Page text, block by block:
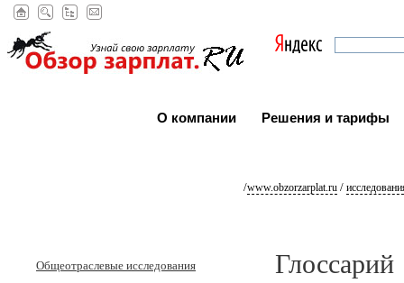
О компании Решения и тарифы
/www.obzorzarplat.ru /
Общеотраслевые исследования Глоссарий